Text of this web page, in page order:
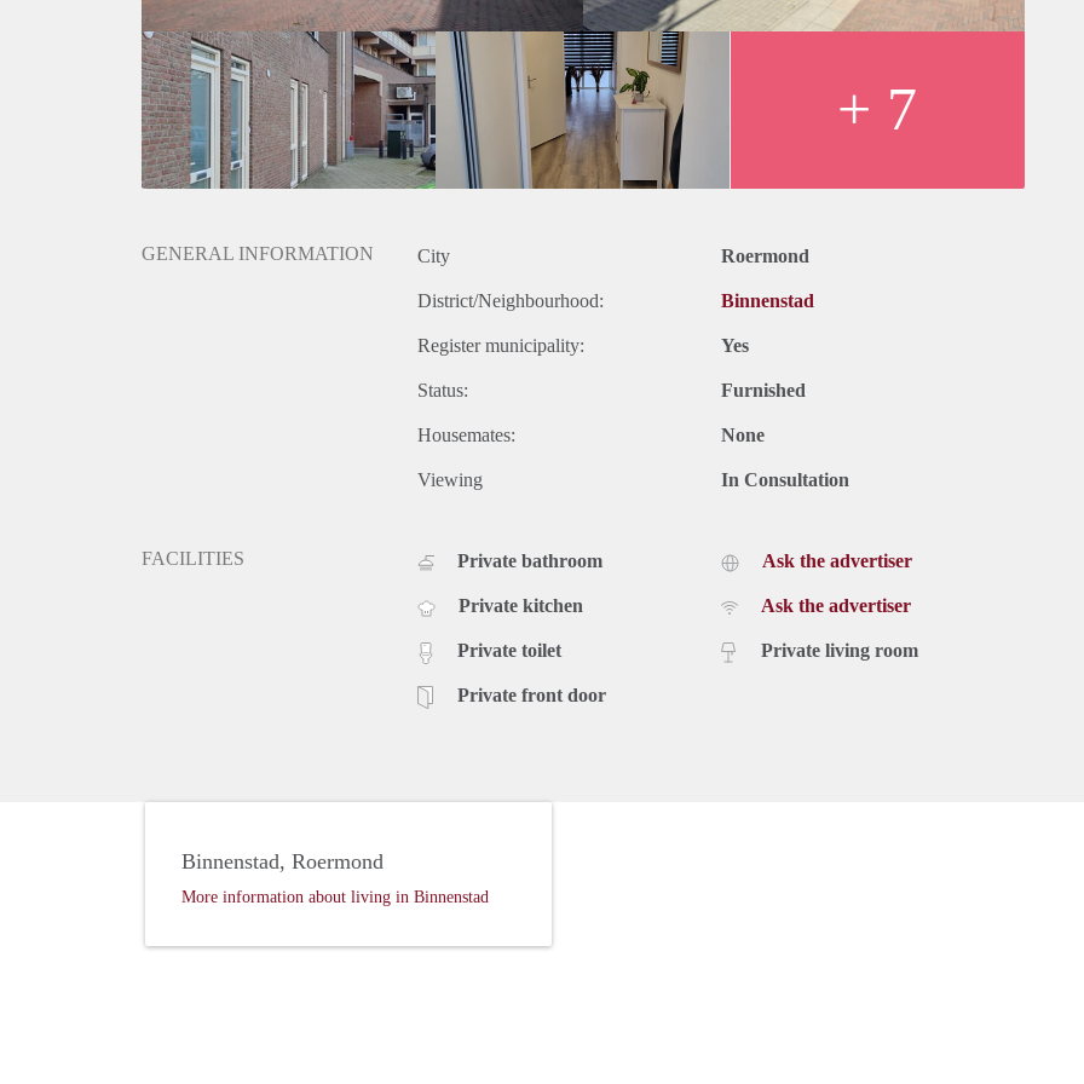
* Huurtermijn bedraagt minimaal 25 maanden
* Niet geschikt voor studenten en huurders onder de 25 jaar
* Helaas is het niet mogelijk om een parkeervergunning vanuit de gemeente aan te vragen
Wij werken conform het toewijzigingsprotocol van Pararius. Meer informatie vind je via deze link:
https://www.pararius.nl/info/selectieprocedure-huurder
+ 7
GENERAL INFORMATION City Roermond
District/Neighbourhood: Binnenstad
Register municipality: Yes
Status: Furnished
Housemates: None
Viewing In Consultation
FACILITIES Private bathroom
Private kitchen
Private toilet
Private front door
Ask the advertiser
Ask the advertiser
Private living room
Binnenstad, Roermond
More information about living in Binnenstad